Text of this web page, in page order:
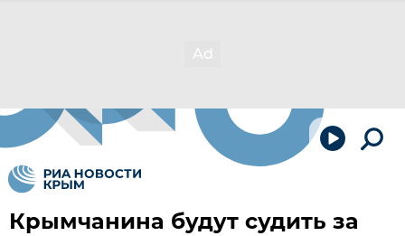
Крымчанина будут судить за